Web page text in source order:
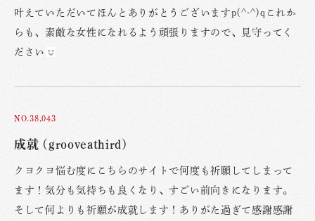
叶えていただいてほんとありがとうございますp(^-^)qこれか
らも、素敵な女性になれるよう頑張りますので、見守ってく
ださい
NO.38,043
成就 (grooveathird)
クヨクヨ悩む度にこちらのサイトで何度も祈願してしまって
ます！気分も気持ちも良くなり、すごい前向きになります。
そして何よりも祈願が成就します！ありがた過ぎて感謝感謝